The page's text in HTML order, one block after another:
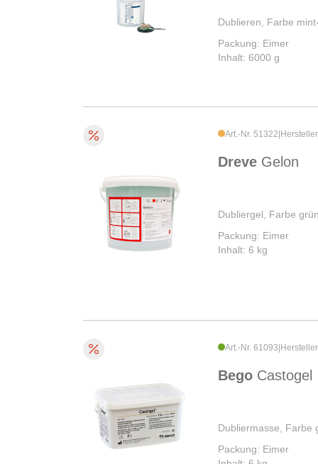
Dublieren, Farbe
Packung: Eimer
Inhalt: 6000 g
Art.-Nr. 51322
Dreve Gelon
Dubliergel, Farbe
Packung: Eimer
Inhalt: 6 kg
Art.-Nr. 61093
Bego Castogel
Dubliermasse, Farbe
Packung: Eimer